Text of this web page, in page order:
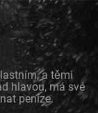
a těmi
hlavou, má své
peníze.